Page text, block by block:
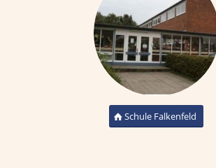
Schule Falkenfeld